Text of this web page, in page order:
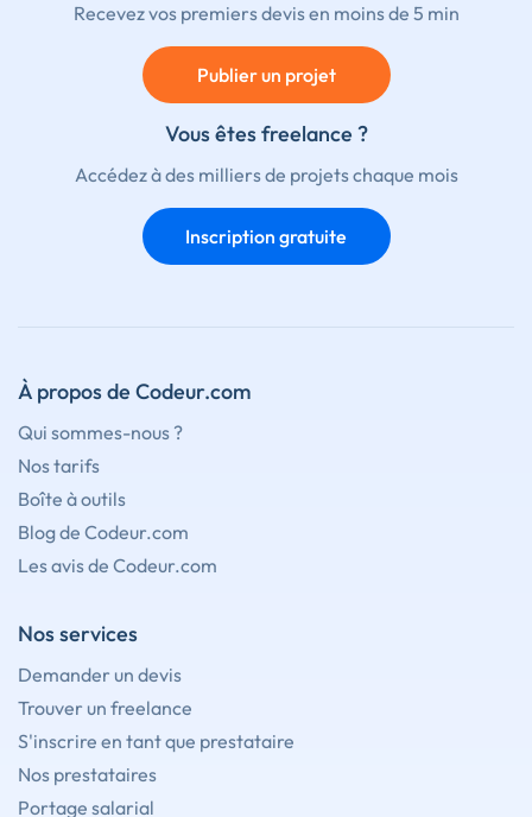
Recevez vos premiers devis en moins de 5 min
Publier un projet
Vous êtes freelance ?
Accédez à des milliers de projets chaque mois
Inscription gratuite
À propos de Codeur.com
Qui sommes-nous ?
Nos tarifs
Boîte à outils
Blog de Codeur.com
Les avis de Codeur.com
Nos services
Demander un devis
Trouver un freelance
S'inscrire en tant que prestataire
Nos prestataires
Portage salarial